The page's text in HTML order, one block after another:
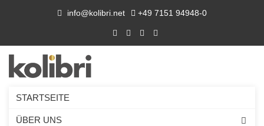
info@kolibri.net +49 7151 94948-0
STARTSEITE
ÜBER UNS